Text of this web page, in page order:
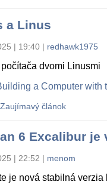
a Linus
| 19:40 | redhawk1975
dvomi Linusmi
a Computer with
Zaujímavý článok
6 Excalibur je
| 22:52 | menom
je nová stabilná